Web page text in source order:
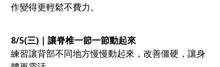
作變得更輕鬆不費力。
8/5(三)｜讓脊椎一節一節動起來
練習讓背部不同地方慢慢動起來，改善僵硬，讓身